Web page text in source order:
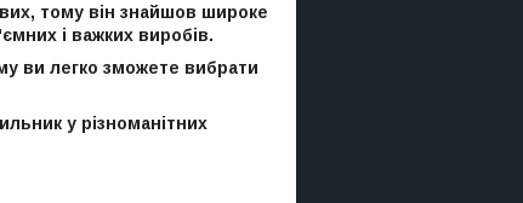
тому він знайшов широке
і важких виробів.
ви легко зможете вибрати
у різноманітних